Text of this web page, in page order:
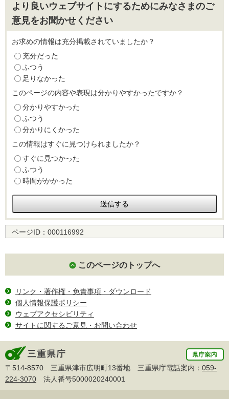
より良いウェブサイトにするためにみなさまのご
意見をお聞かせください
お求めの情報は充分掲載されていましたか？
充分だった
ふつう
足りなかった
このページの内容や表現は分かりやすかったですか？
分かりやすかった
ふつう
分かりにくかった
この情報はすぐに見つけられましたか？
すぐに見つかった
ふつう
時間がかかった
ページID： 000116992
このページのトップへ
リンク・著作権・免責事項・ダウンロード
個人情報保護ポリシー
ウェブアクセシビリティ
サイトに関するご意見・お問い合わせ
〒514-8570 三重県津市広明町13番地 三重県庁電話案内： 059-
224-3070 法人番号5000020240001